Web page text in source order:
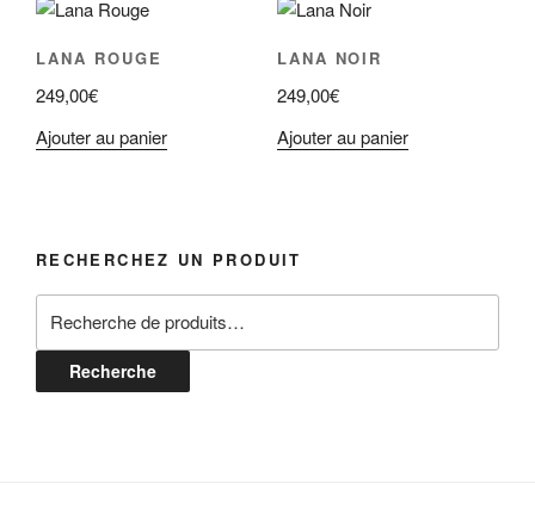
LANA ROUGE
249,00€
Ajouter au panier
LANA NOIR
249,00€
Ajouter au panier
RECHERCHEZ UN PRODUIT
pour :
Recherche